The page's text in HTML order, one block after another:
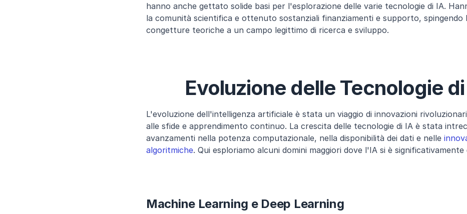
hanno anche gettato solide basi per l'esplorazione delle varie tecnologie di IA.
la comunità scientifica e ottenuto sostanziali finanziamenti e supporto, spingendo
congetture teoriche a un campo legittimo di ricerca e sviluppo.
Evoluzione delle Tecnologie
L'evoluzione dell'intelligenza artificiale è stata un viaggio di innovazioni
alle sfide e apprendimento continuo. La crescita delle tecnologie di IA è stata
avanzamenti nella potenza computazionale, nella disponibilità dei dati e nelle
algoritmiche. Qui esploriamo alcuni domini maggiori dove l'IA si è significativamente
Machine Learning e Deep Learning